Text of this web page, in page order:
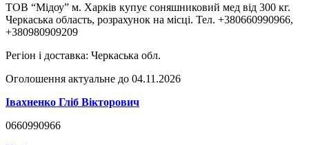
ТОВ “Мідоу” м. Харків купує соняшниковий мед від 300 кг.
Черкаська область, розрахунок на місці. Тел. +380660990966,
+380980909209
Регіон і доставка: Черкаська обл.
Оголошення актуальне до 04.11.2026
Івахненко Гліб Вікторович
0660990966